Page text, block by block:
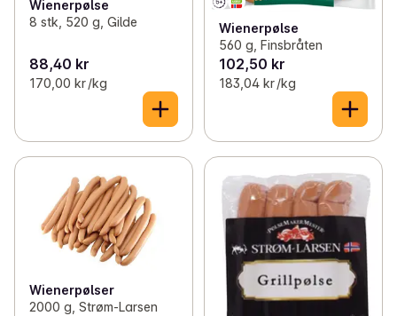
Wienerpølse
8 stk, 520 g, Gilde
88,40 kr
170,00 kr /kg
Wienerpølse
560 g, Finsbråten
102,50 kr
183,04 kr /kg
Wienerpølser
2000 g, Strøm-Larsen